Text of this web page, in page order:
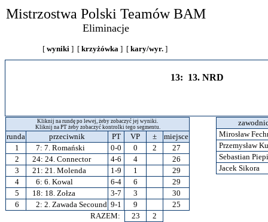
Mistrzostwa Polski Teamów BAM
Eliminacje
[ wyniki ] [ krzyżówka ] [ kary/wyr. ]
13: 13. NRD
Kliknij na rundę po lewej, żeby zobaczyć jej wyniki.
Kliknij na PT żeby zobaczyć kontrolki tego segmentu.
runda przeciwnik PT VP ±
miejsce
1
7: 7. Romański 0-0 0 2
27
2
24: 24. Connector 4-6 4
26
3
21: 21. Molenda 1-9 1
29
4
6: 6. Kowal 6-4 6
29
5
18: 18. Zołza 3-7 3
30
6
2: 2. Zawada Secound 9-1 9
25
RAZEM:
23
2
Mirosław
Przemysław
Sebastian
Jacek Sikora